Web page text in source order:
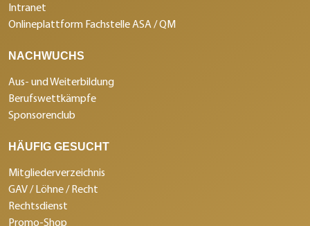
Intranet
Onlineplattform Fachstelle ASA / QM
NACHWUCHS
Aus- und Weiterbildung
Berufswettkämpfe
Sponsorenclub
HÄUFIG GESUCHT
Mitgliederverzeichnis
GAV / Löhne / Recht
Rechtsdienst
Promo-Shop